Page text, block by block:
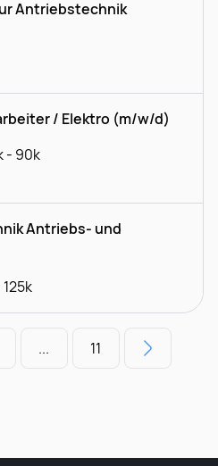
Antriebstechnik
/ Elektro (m/w/d)
- 90k
Antriebs- und
... 11